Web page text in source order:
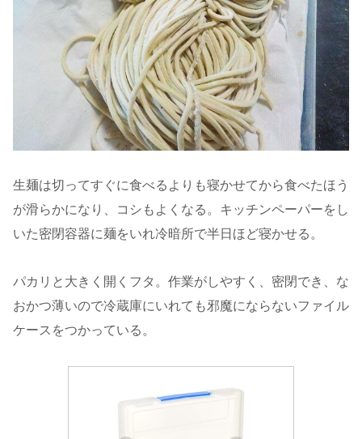
生麺は切ってすぐに食べるよりも寝かせてから食べたほう
が滑らかになり、コシもよくなる。キッチンペーパーをし
いた密閉容器に麺をいれ冷暗所で半日ほど寝かせる。
パカリと大きく開くフタ。作業がしやすく、密閉でき、な
おかつ薄いので冷蔵庫にいれても邪魔にならないファイル
ケースをつかっている。